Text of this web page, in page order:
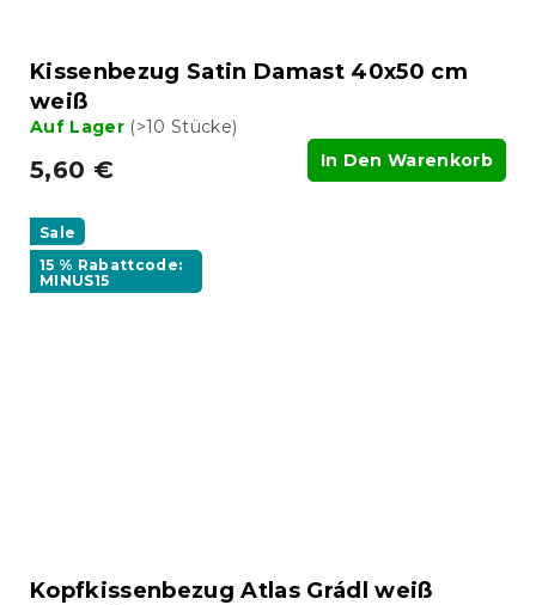
Kissenbezug Satin Damast 40x50 cm
weiß
Auf Lager (>10 Stücke)
5,60 € In Den Warenkorb
Sale
15 % Rabattcode:
MINUS15
Kopfkissenbezug Atlas Grádl weiß